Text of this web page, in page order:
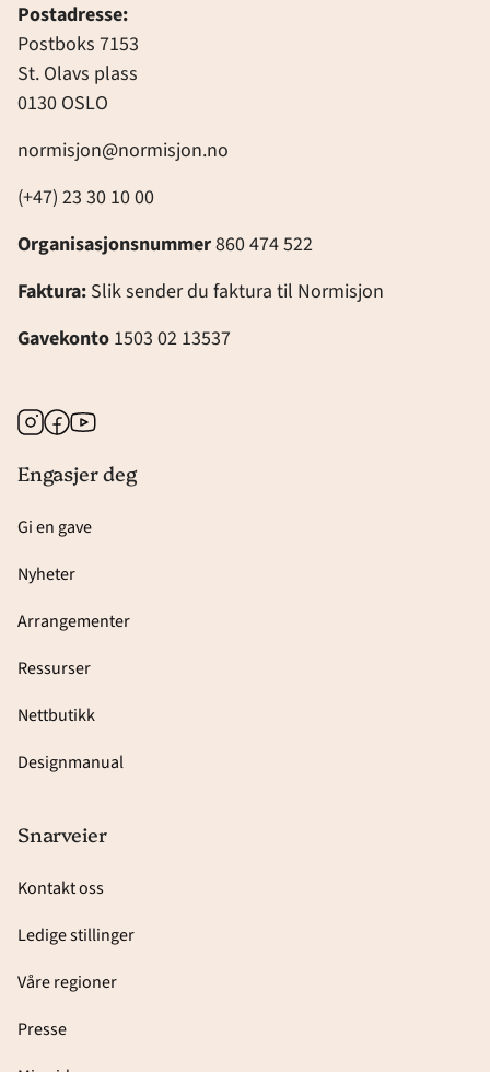
Postadresse:
Postboks 7153
St. Olavs plass
0130 OSLO
normisjon@normisjon.no
(+47) 23 30 10 00
Organisasjonsnummer860 474 522
Faktura: Slik sender du faktura til Normisjon
Gavekonto 1503 02 13537
Instagram
Facebook
Youtube
Engasjer deg
Gi en gave
Nyheter
Arrangementer
Ressurser
Nettbutikk
Designmanual
Snarveier
Kontakt oss
Ledige stillinger
Våre regioner
Presse